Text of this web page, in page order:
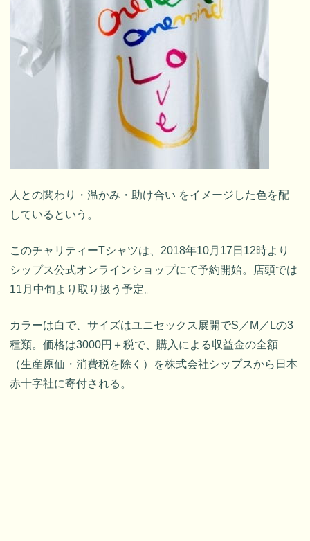
人との関わり・温かみ・助け合い をイメージした色を配
しているという。
このチャリティーTシャツは、2018年10月17日12時より
シップス公式オンラインショップにて予約開始。店頭では
11月中旬より取り扱う予定。
カラーは白で、サイズはユニセックス展開でS／M／Lの3
種類。価格は3000円＋税で、購入による収益金の全額
（生産原価・消費税を除く）を株式会社シップスから日本
赤十字社に寄付される。